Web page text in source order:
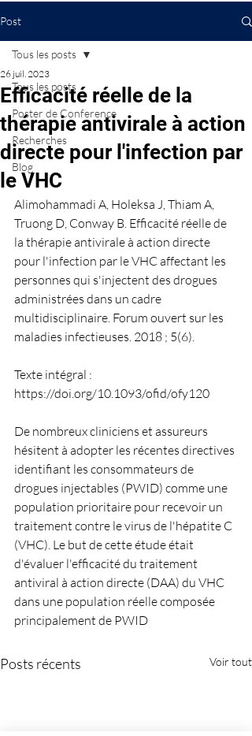
Post
Tous les posts
Poster de Conference
Recherches
Blog
Tous les posts
Efficacité réelle de la
thérapie antivirale à action
directe pour l'infection par
le VHC
26 juil. 2023
Alimohammadi A, Holeksa J, Thiam A,
Truong D, Conway B. Efficacité réelle de
la thérapie antivirale à action directe
pour l'infection par le VHC affectant les
personnes qui s'injectent des drogues
administrées dans un cadre
multidisciplinaire. Forum ouvert sur les
maladies infectieuses. 2018 ; 5(6).
Texte intégral :
https://doi.org/10.1093/ofid/ofy120
De nombreux cliniciens et assureurs
hésitent à adopter les récentes directives
identifiant les consommateurs de
drogues injectables (PWID) comme une
population prioritaire pour recevoir un
traitement contre le virus de l'hépatite C
(VHC). Le but de cette étude était
d'évaluer l'efficacité du traitement
antiviral à action directe (DAA) du VHC
dans une population réelle composée
principalement de PWID
Posts récents Voir tout